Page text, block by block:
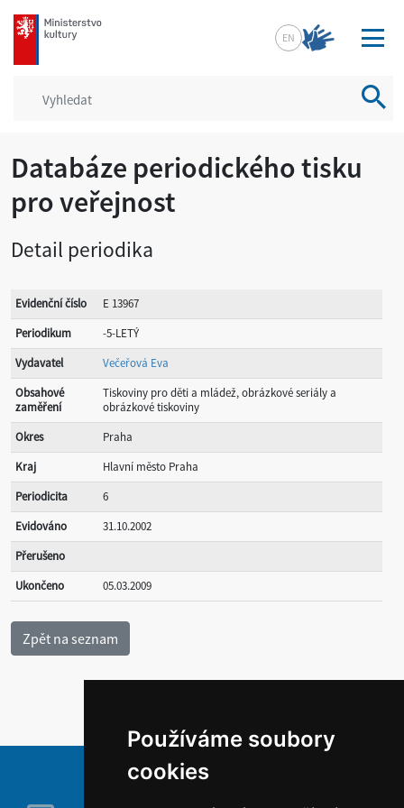
Používáme soubory
cookies
mkcr.cz
EN
Databáze periodického tisku
pro veřejnost
Detail periodika
Evidenční číslo
E 13967
Periodikum
-5-LETÝ
Vydavatel
Večeřová Eva
Obsahové
zaměření
Tiskoviny pro děti a mládež, obrázkové seriály a
obrázkové tiskoviny
Okres
Praha
Kraj
Hlavní město Praha
Periodicita
6
Evidováno
31.10.2002
Přerušeno
Ukončeno
05.03.2009